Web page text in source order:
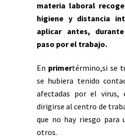
materia laboral
higiene y distancia
aplicar antes,
paso por el trabajo.
En primertérmino,si se
se hubiera tenido
afectadas por el virus,
dirigirse al centro de
que no hay riesgo para
otros.